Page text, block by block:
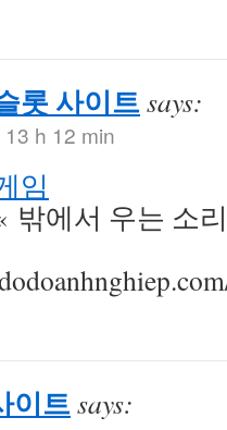
롯 사이트says:
h 12 min
임
밖에서 우는 소
이트says: